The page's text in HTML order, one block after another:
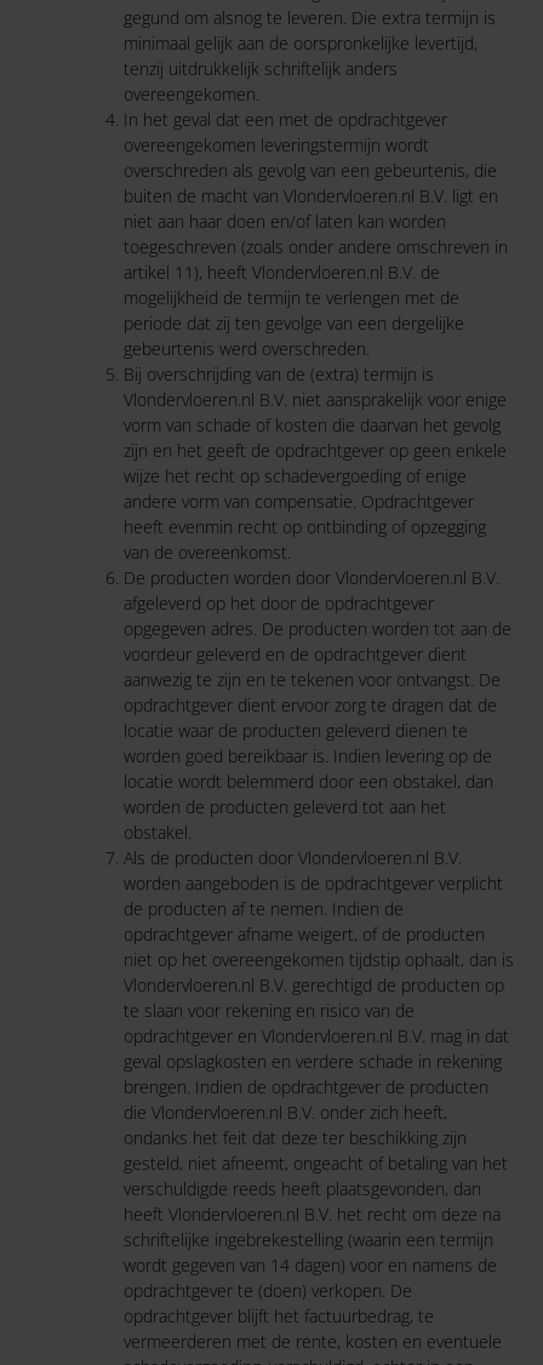
gegund om alsnog te leveren. Die extra termijn is
minimaal gelijk aan de oorspronkelijke levertijd,
tenzij uitdrukkelijk schriftelijk anders
overeengekomen.
In het geval dat een met de opdrachtgever
overeengekomen leveringstermijn wordt
overschreden als gevolg van een gebeurtenis, die
buiten de macht van Vlondervloeren.nl B.V. ligt en
niet aan haar doen en/of laten kan worden
toegeschreven (zoals onder andere omschreven in
artikel 11), heeft Vlondervloeren.nl B.V. de
mogelijkheid de termijn te verlengen met de
periode dat zij ten gevolge van een dergelijke
gebeurtenis werd overschreden.
Bij overschrijding van de (extra) termijn is
Vlondervloeren.nl B.V. niet aansprakelijk voor enige
vorm van schade of kosten die daarvan het gevolg
zijn en het geeft de opdrachtgever op geen enkele
wijze het recht op schadevergoeding of enige
andere vorm van compensatie. Opdrachtgever
heeft evenmin recht op ontbinding of opzegging
van de overeenkomst.
De producten worden door Vlondervloeren.nl B.V.
afgeleverd op het door de opdrachtgever
opgegeven adres. De producten worden tot aan de
voordeur geleverd en de opdrachtgever dient
aanwezig te zijn en te tekenen voor ontvangst. De
opdrachtgever dient ervoor zorg te dragen dat de
locatie waar de producten geleverd dienen te
worden goed bereikbaar is. Indien levering op de
locatie wordt belemmerd door een obstakel, dan
worden de producten geleverd tot aan het
obstakel.
Als de producten door Vlondervloeren.nl B.V.
worden aangeboden is de opdrachtgever verplicht
de producten af te nemen. Indien de
opdrachtgever afname weigert, of de producten
niet op het overeengekomen tijdstip ophaalt, dan is
Vlondervloeren.nl B.V. gerechtigd de producten op
te slaan voor rekening en risico van de
opdrachtgever en Vlondervloeren.nl B.V. mag in dat
geval opslagkosten en verdere schade in rekening
brengen. Indien de opdrachtgever de producten
die Vlondervloeren.nl B.V. onder zich heeft,
ondanks het feit dat deze ter beschikking zijn
gesteld, niet afneemt, ongeacht of betaling van het
verschuldigde reeds heeft plaatsgevonden, dan
heeft Vlondervloeren.nl B.V. het recht om deze na
schriftelijke ingebrekestelling (waarin een termijn
wordt gegeven van 14 dagen) voor en namens de
opdrachtgever te (doen) verkopen. De
opdrachtgever blijft het factuurbedrag, te
vermeerderen met de rente, kosten en eventuele